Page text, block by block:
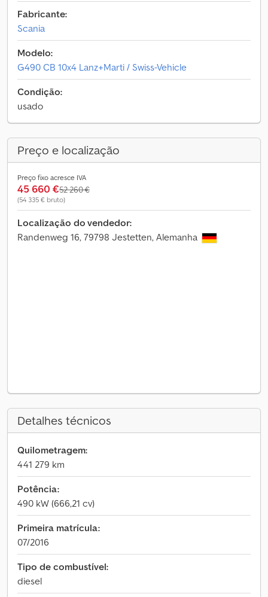
Fabricante:
Scania
Modelo:
G490 CB 10x4 Lanz+Marti / Swiss-Vehicle
Condição:
usado
Preço e localização
Preço fixo acresce IVA
45 660 €52 260 €
(54 335 € bruto)
Localização do vendedor:
Randenweg 16, 79798 Jestetten, Alemanha
Detalhes técnicos
Quilometragem:
441 279 km
Potência:
490 kW (666,21 cv)
Primeira matrícula:
07/2016
Tipo de combustível:
diesel